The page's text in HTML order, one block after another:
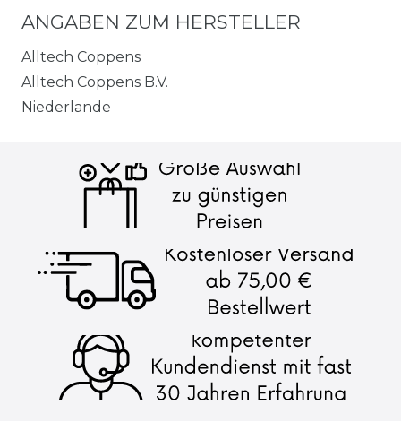
ANGABEN ZUM HERSTELLER
Alltech Coppens
Alltech Coppens B.V.
Niederlande